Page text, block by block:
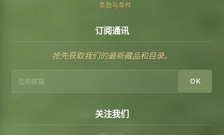
条款与条件
订阅通讯
抢先获取我们的最新藏品和目录。
OK
关注我们